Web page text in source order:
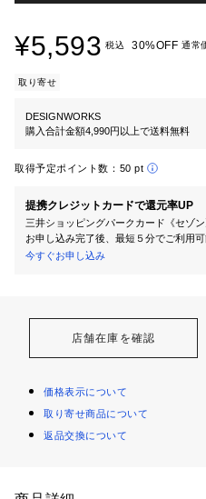
¥5,593 税込 30%OFF 通常
取り寄せ
DESIGNWORKS
購入合計金額4,990円以上で送料無料
取得予定ポイント数： 50 pt
提携クレジットカードで還元率UP
三井ショッピングパークカード《セゾ
お申し込み完了後、最短５分でご利用可
今すぐお申し込み
店舗在庫を確認
価格表示について
取り寄せ商品について
返品交換について